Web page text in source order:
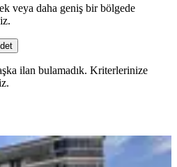
veya daha geniş bir bölgede
ilan bulamadık. Kriterlerinize
Vizyondan Çayırhan Mah.